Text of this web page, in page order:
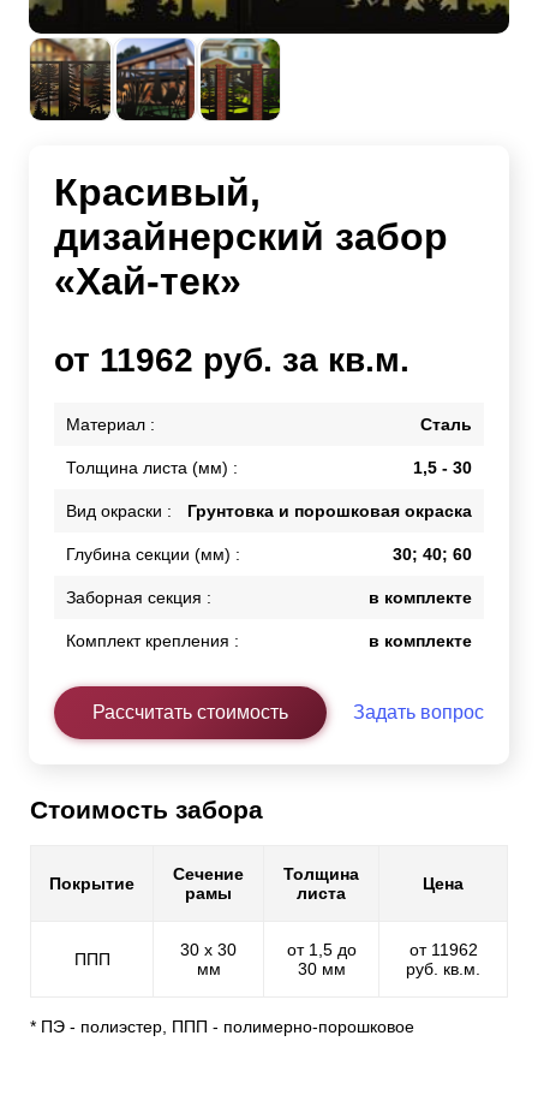
Красивый,
дизайнерский забор
«Хай-тек»
от 11962 руб. за кв.м.
Материал : Сталь
Толщина листа (мм) : 1,5 - 30
Вид окраски : Грунтовка и порошковая окраска
Глубина секции (мм) : 30; 40; 60
Заборная секция : в комплекте
Комплект крепления : в комплекте
Рассчитать стоимость Задать вопрос
Стоимость забора
Покрытие
Сечение
рамы
Толщина
листа
Цена
ППП
30 х 30
мм
от 1,5 до
30 мм
от 11962
руб. кв.м.
* ПЭ - полиэстер, ППП - полимерно-порошковое